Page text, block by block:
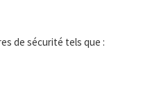
de sécurité tels que :